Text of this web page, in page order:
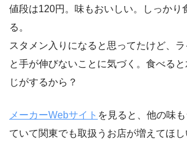
値段は120円。味もおいしい。しっかり
る。
スタメン入りになると思ってたけど、ラ
と手が伸びないことに気づく。食べる
じがするから？
メーカーWebサイト を見ると、他の味
ていて関東でも取扱うお店が増えてほし